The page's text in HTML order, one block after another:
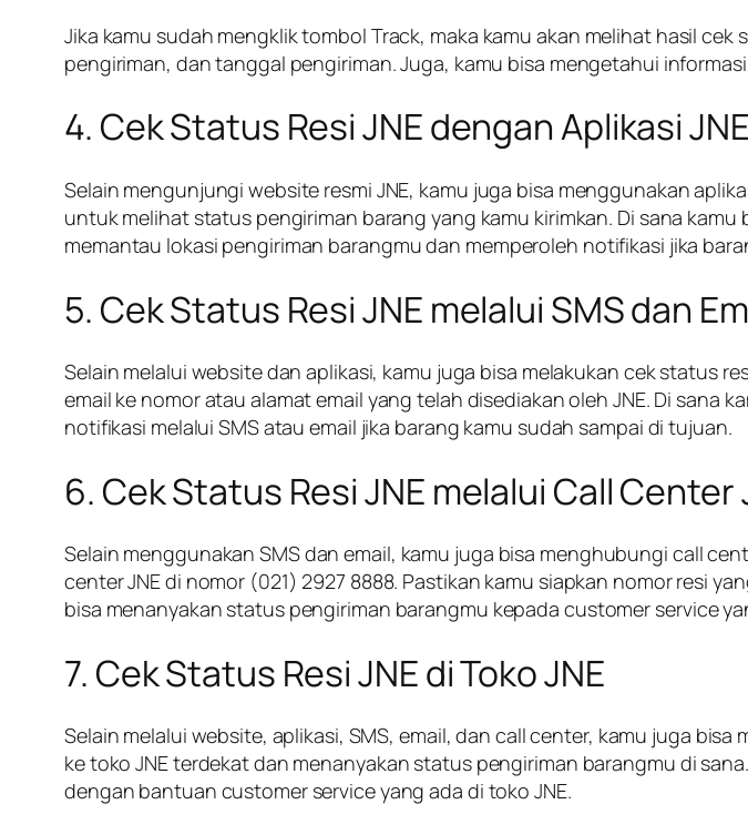
Jika kamu sudah mengklik tombol Track, maka kamu akan melihat hasil
pengiriman, dan tanggal pengiriman. Juga, kamu bisa mengetahui
4. Cek Status Resi JNE dengan Aplikasi JNE
Selain mengunjungi website resmi JNE, kamu juga bisa menggunakan
untuk melihat status pengiriman barang yang kamu kirimkan. Di sana
memantau lokasi pengiriman barangmu dan memperoleh notifikasi jika
5. Cek Status Resi JNE melalui SMS dan
Selain melalui website dan aplikasi, kamu juga bisa melakukan cek status
email ke nomor atau alamat email yang telah disediakan oleh JNE. Di sana
notifikasi melalui SMS atau email jika barang kamu sudah sampai di tujuan.
6. Cek Status Resi JNE melalui Call Center
Selain menggunakan SMS dan email, kamu juga bisa menghubungi call
center JNE di nomor (021) 2927 8888. Pastikan kamu siapkan nomor resi
bisa menanyakan status pengiriman barangmu kepada customer service
7. Cek Status Resi JNE di Toko JNE
Selain melalui website, aplikasi, SMS, email, dan call center, kamu juga
ke toko JNE terdekat dan menanyakan status pengiriman barangmu di
dengan bantuan customer service yang ada di toko JNE.